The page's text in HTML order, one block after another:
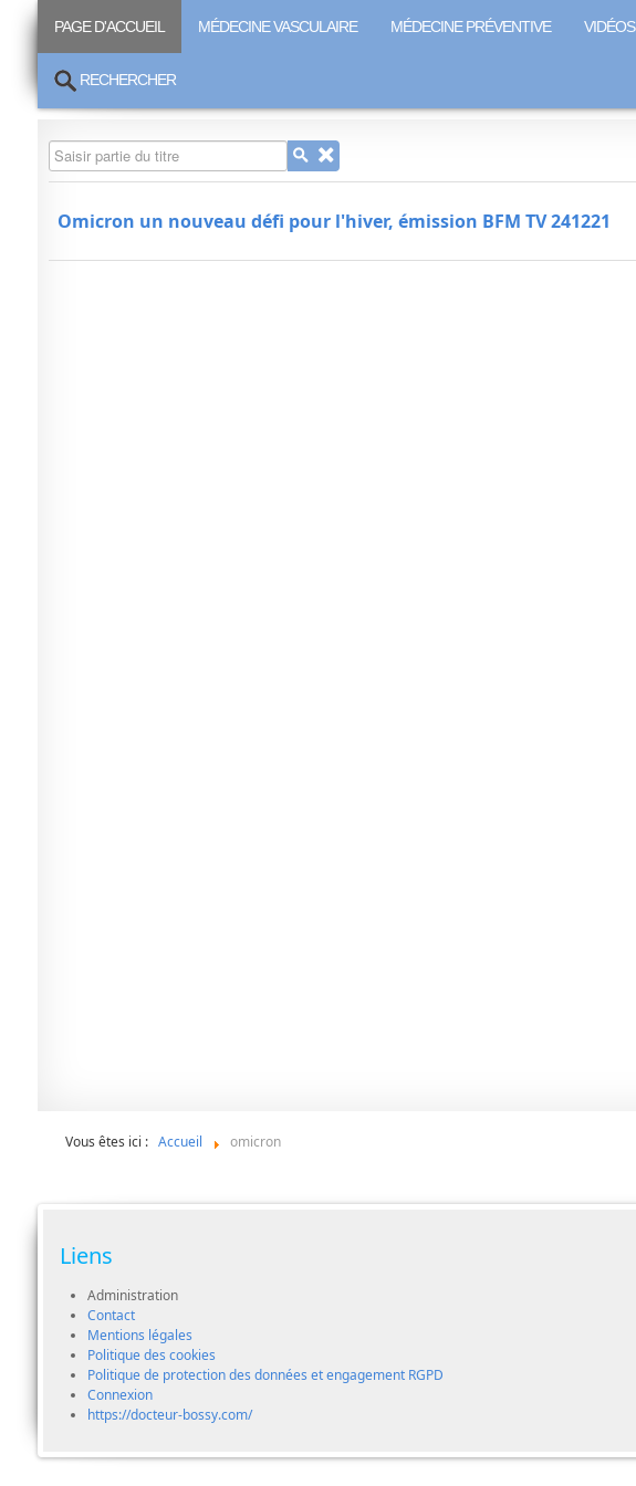
PAGE D'ACCUEIL MÉDECINE VASCULAIRE MÉDECINE PRÉVENTIVE VIDÉOS
RECHERCHER
Saisir partie du titre
Omicron un nouveau défi pour l'hiver, émission BFM TV 241221
Vous êtes ici : Accueil omicron
Liens
Administration
Contact
Mentions légales
Politique des cookies
Politique de protection des données et engagement RGPD
Connexion
https://docteur-bossy.com/